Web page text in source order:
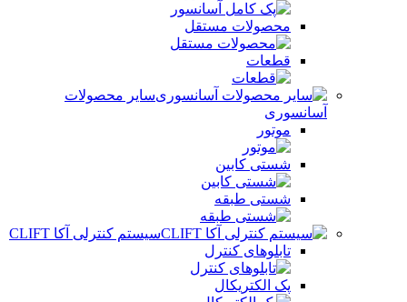
محصولات مستقل
قطعات
سایر محصولات
آسانسوری
موتور
شستی کابین
شستی طبقه
سیستم کنترلی آکا CLIFT
تابلوهای کنترل
پک الکتریکال